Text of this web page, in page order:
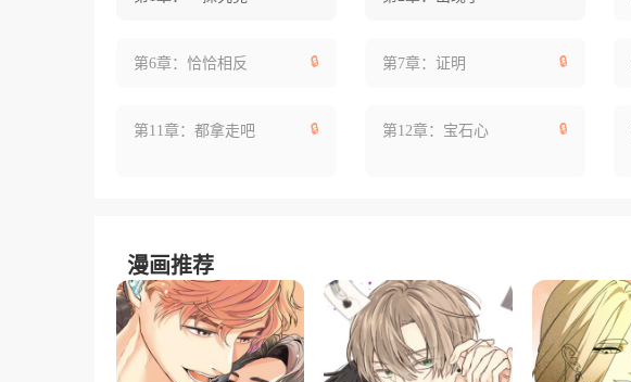
第6章：恰恰相反 🔒 第7章：证明 🔒
第11章：都拿走吧 🔒 第12章：宝石心 🔒
漫画推荐